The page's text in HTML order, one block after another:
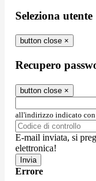
Seleziona utente
button close ×
Recupero
button close ×
all'indirizzo indicato con
E-mail inviata, si
elettronica!
Errore